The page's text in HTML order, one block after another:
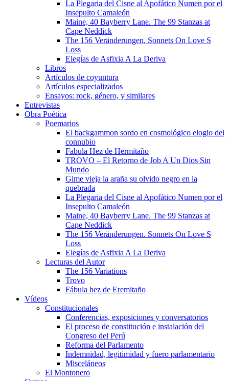
La Plegaria del Cisne al Apofático Numen por el
Insepulto Camaleón
Maine, 40 Bayberry Lane. The 99 Stanzas at
Cape Neddick
The 156 Veränderungen. Sonnets On Love S
Loss
Elegías de Asfixia A La Deriva
Libros
Artículos de coyuntura
Artículos especializados
Ensayos: rock, género, y similares
Entrevistas
Obra Poética
Poemarios
El backgammon sordo en cosmológico elogio del
connubio
Fabula Hez de Hermitaño
TROVO – El Retorno de Job A Un Dios Sin
Mundo
Gime vieja la araña su olvido negro en la
quebrada
La Plegaria del Cisne al Apofático Numen por el
Insepulto Camaleón
Maine, 40 Bayberry Lane. The 99 Stanzas at
Cape Neddick
The 156 Veränderungen. Sonnets On Love S
Loss
Elegías de Asfixia A La Deriva
Lecturas del Autor
The 156 Variations
Trovo
Fábula hez de Eremitaño
Vídeos
Constitucionales
Conferencias, exposiciones y conversatorios
El proceso de constitución e instalación del
Congreso del Perú
Reforma del Parlamento
Indemnidad, legitimidad y fuero parlamentario
Misceláneos
El Montonero